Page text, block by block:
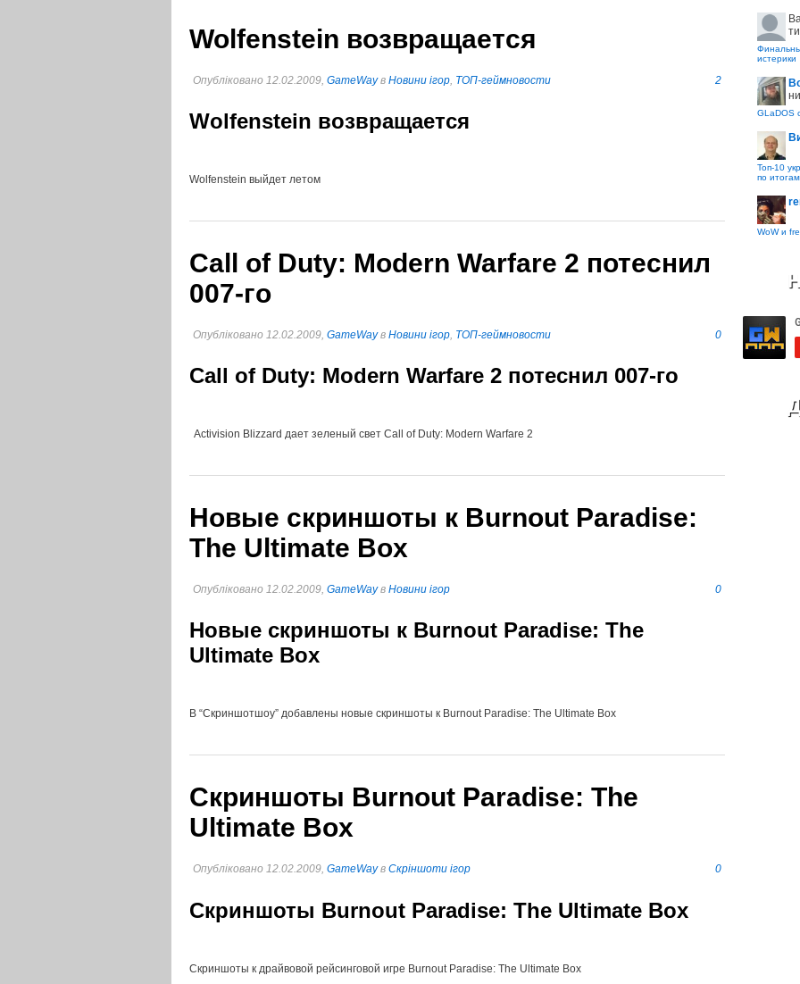
Wolfenstein возвращается
Опубліковано 12.02.2009, GameWayв Новини ігор, ТОП-геймновости 2
Wolfenstein возвращается
Wolfenstein выйдет летом
Call of Duty: Modern Warfare 2 потеснил
007-го
Опубліковано 12.02.2009, GameWayв Новини ігор, ТОП-геймновости 0
Call of Duty: Modern Warfare 2 потеснил 007-го
Activision Blizzard дает зеленый свет Call of Duty: Modern Warfare 2
Новые скриншоты к Burnout Paradise:
The Ultimate Box
Опубліковано 12.02.2009, GameWayв Новини ігор 0
Новые скриншоты к Burnout Paradise: The
Ultimate Box
В “Cкриншотшоу” добавлены новые скриншоты к Burnout Paradise: The Ultimate Box
Скриншоты Burnout Paradise: The
Ultimate Box
Опубліковано 12.02.2009, GameWayв Cкріншоти ігор 0
Скриншоты Burnout Paradise: The Ultimate Box
Скриншоты к драйвовой рейсинговой игре Burnout Paradise: The Ultimate Box
истерики
GLaDOS
Топ-10
по
WoW и